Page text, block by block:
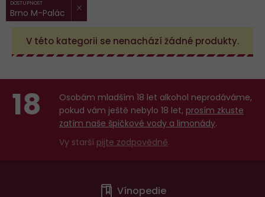
Vybrané
filtry:
DOSTUPNOST
Brno M-Palác
V této kategorii se nenachází žádné produkty.
18
Osobám mladším 18 let alkohol neprodáváme,
pokud vám ještě nebylo 18 let, prosím zkuste
zatím naše špičkové vody a limonády.
Vy starší pijte zodpovědně.
Vínopedie